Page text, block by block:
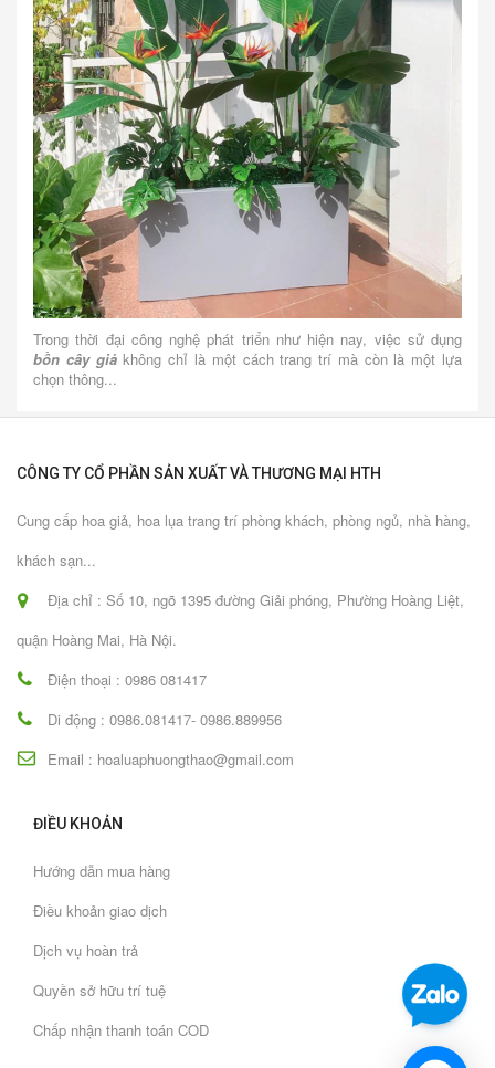
Trong thời đại công nghệ phát triển như hiện nay, việc sử dụng
bồn cây giảkhông chỉ là một cách trang trí mà còn là một lựa
chọn thông...
CÔNG TY CỔ PHẦN SẢN XUẤT VÀ THƯƠNG MẠI HTH
Cung cấp hoa giả, hoa lụa trang trí phòng khách, phòng ngủ, nhà hàng,
khách sạn...
Địa chỉ : Số 10, ngõ 1395 đường Giải phóng, Phường Hoàng Liệt,
quận Hoàng Mai, Hà Nội.
Điện thoại : 0986 081417
Di động : 0986.081417- 0986.889956
Email : hoaluaphuongthao@gmail.com
ĐIỀU KHOẢN
Hướng dẫn mua hàng
Điều khoản giao dịch
Dịch vụ hoàn trả
Quyền sở hữu trí tuệ
Chấp nhận thanh toán COD